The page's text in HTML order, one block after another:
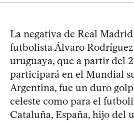
La negativa de Real Madrid
futbolista Álvaro
uruguaya, que a partir del
participará en el Mundial
Argentina, fue un duro
celeste como para el
Cataluña, España, hijo del